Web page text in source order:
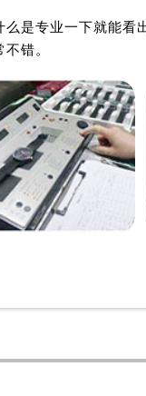
是专业一下就能看
错。